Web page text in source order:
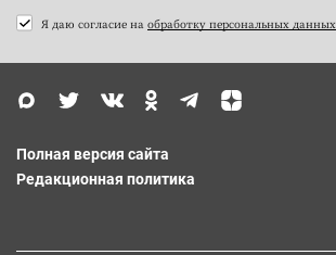
Я даю согласие на обработку персональных данных
Полная версия сайта
Редакционная политика